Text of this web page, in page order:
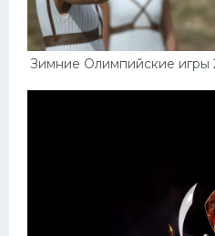
Зимние Олимпийские игры